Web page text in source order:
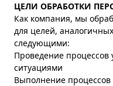
ЦЕЛИ ОБРАБОТКИ
Как компания, мы
для целей,
следующими:
Проведение
ситуациями
Выполнение